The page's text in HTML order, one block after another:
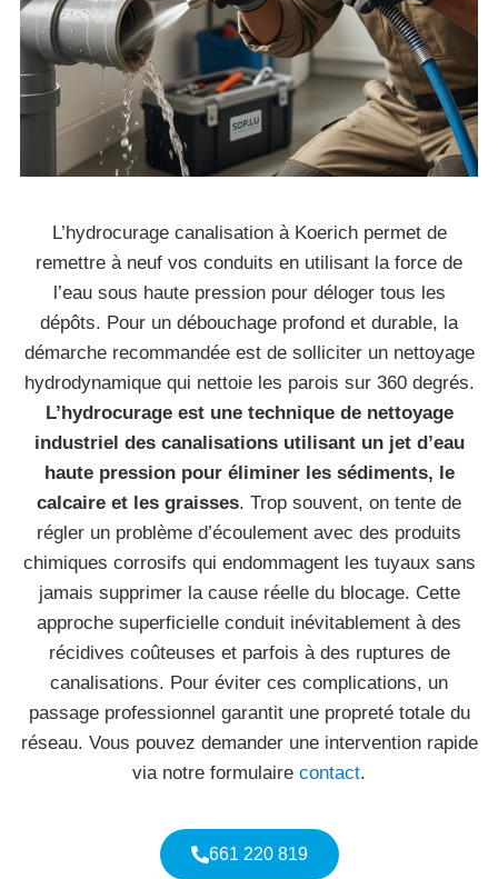
L’hydrocurage canalisation à Koerich permet de
remettre à neuf vos conduits en utilisant la force de
l’eau sous haute pression pour déloger tous les
dépôts. Pour un débouchage profond et durable, la
démarche recommandée est de solliciter un nettoyage
hydrodynamique qui nettoie les parois sur 360 degrés.
L’hydrocurage est une technique de nettoyage
industriel des canalisations utilisant un jet d’eau
haute pression pour éliminer les sédiments, le
calcaire et les graisses. Trop souvent, on tente de
régler un problème d’écoulement avec des produits
chimiques corrosifs qui endommagent les tuyaux sans
jamais supprimer la cause réelle du blocage. Cette
approche superficielle conduit inévitablement à des
récidives coûteuses et parfois à des ruptures de
canalisations. Pour éviter ces complications, un
passage professionnel garantit une propreté totale du
réseau. Vous pouvez demander une intervention rapide
via notre formulaire contact.
661 220 819